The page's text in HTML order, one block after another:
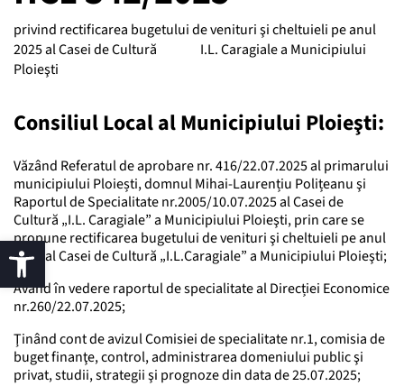
privind rectificarea bugetului de venituri şi cheltuieli pe anul
2025 al Casei de Cultură I.L. Caragiale a Municipiului
Ploieşti
Consiliul Local al Municipiului Ploieşti:
Văzând Referatul de aprobare nr. 416/22.07.2025 al primarului
municipiului Ploiești, domnul Mihai-Laurențiu Polițeanu şi
Raportul de Specialitate nr.2005/10.07.2025 al Casei de
Cultură „I.L. Caragiale” a Municipiului Ploieşti, prin care se
propune rectificarea bugetului de venituri şi cheltuieli pe anul
2025 al Casei de Cultură „I.L.Caragiale” a Municipiului Ploieşti;
Având în vedere raportul de specialitate al Direcției Economice
nr.260/22.07.2025;
Ţinând cont de avizul Comisiei de specialitate nr.1, comisia de
buget finanţe, control, administrarea domeniului public şi
privat, studii, strategii şi prognoze din data de 25.07.2025;